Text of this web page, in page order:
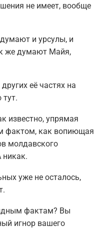
не имеет, вообще
и урсулы, и
же думают Майя,
её частях на
известно, упрямая
фактом, как вопиющая
молдавского
никак.
уже не осталось,
фактам? Вы
игнор вашего